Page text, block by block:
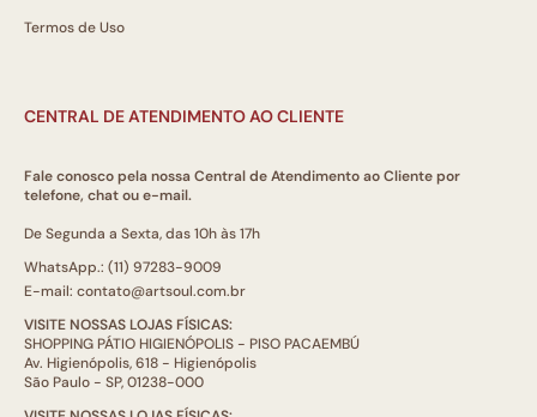
Termos de Uso
CENTRAL DE ATENDIMENTO AO CLIENTE
Fale conosco pela nossa Central de Atendimento ao Cliente por
telefone, chat ou e-mail.
De Segunda a Sexta, das 10h às 17h
WhatsApp.: (11) 97283-9009
E-mail: contato@artsoul.com.br
VISITE NOSSAS LOJAS FÍSICAS:
SHOPPING PÁTIO HIGIENÓPOLIS - PISO PACAEMBÚ
Av. Higienópolis, 618 - Higienópolis
São Paulo - SP, 01238-000